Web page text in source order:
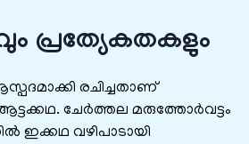
പ്രത്യേകതകളും
രചിച്ചതാണ്‌
ചേര്‍ത്തല മരുത്തോര്‍വട്ടം
ഇക്കഥ വഴിപാടായി